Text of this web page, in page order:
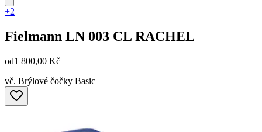
+2
Fielmann LN 003 CL RACHEL
od1 800,00 Kč
vč. Brýlové čočky Basic